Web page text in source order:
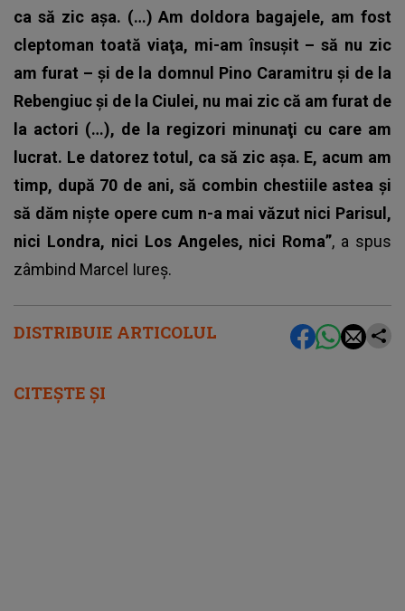
DISTRIBUIE ARTICOLUL
ca să zic aşa. (…) Am doldora bagajele, am fost
cleptoman toată viaţa, mi-am însuşit – să nu zic
am furat – şi de la domnul Pino Caramitru şi de la
Rebengiuc şi de la Ciulei, nu mai zic că am furat de
la actori (…), de la regizori minunaţi cu care am
lucrat. Le datorez totul, ca să zic aşa. E, acum am
timp, după 70 de ani, să combin chestiile astea şi
să dăm nişte opere cum n-a mai văzut nici Parisul,
nici Londra, nici Los Angeles, nici Roma”, a spus
zâmbind Marcel Iureş.
CITEȘTE ȘI